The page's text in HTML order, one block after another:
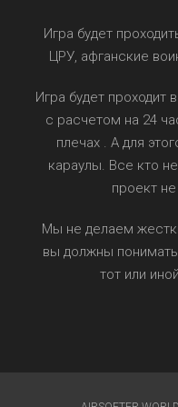
Игра будет
ЦРУ, афганские
Игра будет
с расчетом на 24
плечах . А для
караулы. Все кто
проект
Мы не делаем
вы должны понимать
тот или